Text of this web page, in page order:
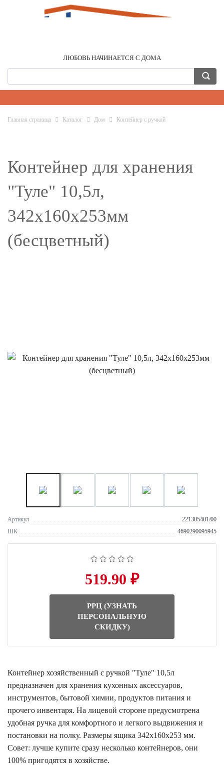
ЛЮБОВЬ НАЧИНАЕТСЯ С ДОМА
Главная страница Каталог Дом Контейнер с ручкой
Контейнер для хранения
"Туле" 10,5л,
342х160х253мм
(бесцветный)
Артикул
221305401/00
ШК
4690290095945
519.90 ₽
РРЦ (УЗНАТЬ
ПЕРСОНАЛЬНУЮ
СКИДКУ)
Контейнер хозяйственный с ручкой "Туле" 10,5л
предназначен для хранения кухонных аксессуаров,
инструментов, бытовой химии, продуктов питания и
прочего инвентаря. На лицевой стороне предусмотрена
удобная ручка для комфортного и легкого выдвижения и
постановки на полку. Размеры ящика 342х160х253 мм.
Совет: лучше купите сразу несколько контейнеров, они
100% пригодятся в хозяйстве.